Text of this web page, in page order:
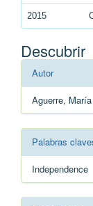
2015
Descubrir
Autor
Aguerre,
Palabras
Independence